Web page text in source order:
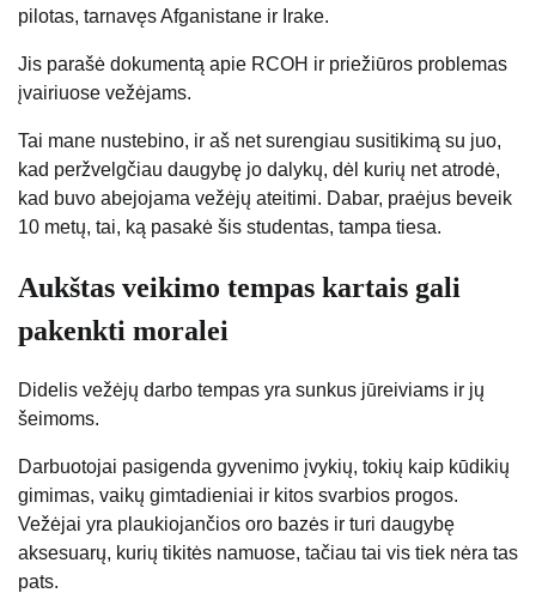
pilotas, tarnavęs Afganistane ir Irake.
Jis parašė dokumentą apie RCOH ir priežiūros problemas
įvairiuose vežėjams.
Tai mane nustebino, ir aš net surengiau susitikimą su juo,
kad peržvelgčiau daugybę jo dalykų, dėl kurių net atrodė,
kad buvo abejojama vežėjų ateitimi. Dabar, praėjus beveik
10 metų, tai, ką pasakė šis studentas, tampa tiesa.
Aukštas veikimo tempas kartais gali
pakenkti moralei
Didelis vežėjų darbo tempas yra sunkus jūreiviams ir jų
šeimoms.
Darbuotojai pasigenda gyvenimo įvykių, tokių kaip kūdikių
gimimas, vaikų gimtadieniai ir kitos svarbios progos.
Vežėjai yra plaukiojančios oro bazės ir turi daugybę
aksesuarų, kurių tikitės namuose, tačiau tai vis tiek nėra tas
pats.